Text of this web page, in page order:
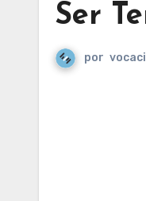
Ser
por